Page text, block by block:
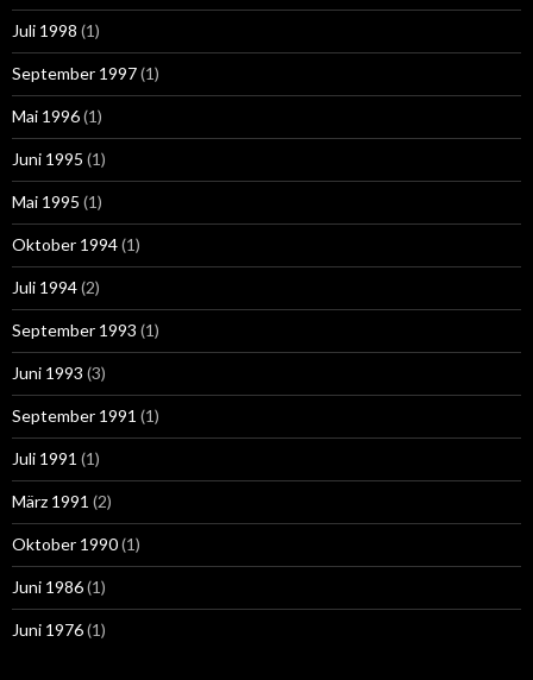
Juli 1998 (1)
September 1997(1)
Mai 1996(1)
Juni 1995 (1)
Mai 1995 (1)
Oktober 1994(1)
Juli 1994(2)
September 1993 (1)
Juni 1993 (3)
September 1991 (1)
Juli 1991 (1)
März 1991 (2)
Oktober 1990(1)
Juni 1986(1)
Juni 1976(1)